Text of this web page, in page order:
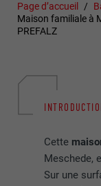
Page d’accueil
Maison familiale à
PREFALZ
Cette
Meschede,
Sur une